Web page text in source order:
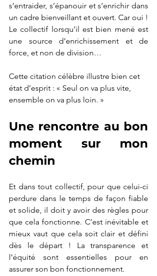
s’entraider, s’épanouir et s’enrichir dans
un cadre bienveillant et ouvert. Car oui !
Le collectif lorsqu’il est bien mené est
une source d’enrichissement et de
force, et non de division…
Cette citation célèbre illustre bien cet
état d’esprit : « Seul on va plus vite,
ensemble on va plus loin. »
Une rencontre au bon
moment sur mon
chemin
Et dans tout collectif, pour que celui-ci
perdure dans le temps de façon fiable
et solide, il doit y avoir des règles pour
que cela fonctionne. C’est inévitable et
mieux vaut que cela soit clair et défini
dès le départ ! La transparence et
l’équité sont essentielles pour en
assurer son bon fonctionnement.